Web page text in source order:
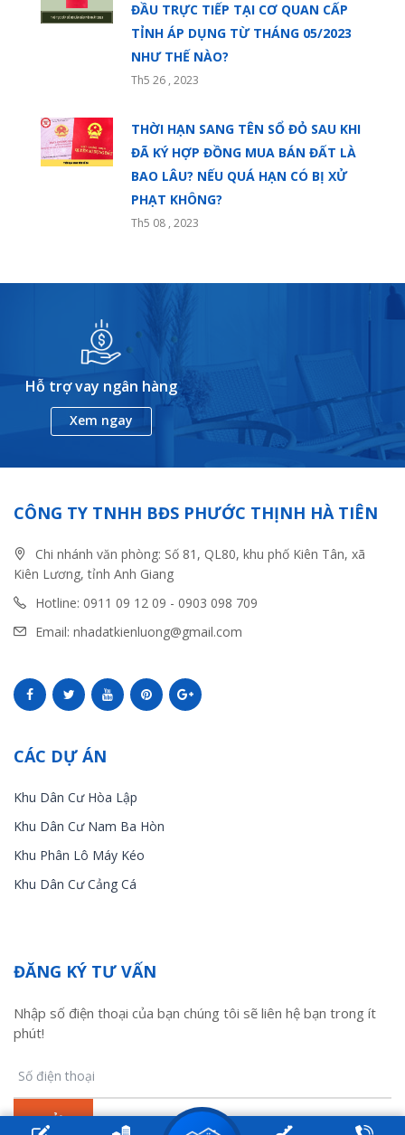
ĐẦU TRỰC TIẾP TẠI CƠ QUAN CẤP
TỈNH ÁP DỤNG TỪ THÁNG 05/2023
NHƯ THẾ NÀO?
Th5 26 , 2023
THỜI HẠN SANG TÊN SỔ ĐỎ SAU KHI
ĐÃ KÝ HỢP ĐỒNG MUA BÁN ĐẤT LÀ
BAO LÂU? NẾU QUÁ HẠN CÓ BỊ XỬ
PHẠT KHÔNG?
Th5 08 , 2023
Hỗ trợ vay ngân hàng
Xem ngay
CÔNG TY TNHH BĐS PHƯỚC THỊNH HÀ TIÊN
Chi nhánh văn phòng: Số 81, QL80, khu phố Kiên Tân, xã
Kiên Lương, tỉnh Anh Giang
Hotline: 0911 09 12 09 - 0903 098 709
Email: nhadatkienluong@gmail.com
CÁC DỰ ÁN
Khu Dân Cư Hòa Lập
Khu Dân Cư Nam Ba Hòn
Khu Phân Lô Máy Kéo
Khu Dân Cư Cảng Cá
ĐĂNG KÝ TƯ VẤN
Nhập số điện thoại của bạn chúng tôi sẽ liên hệ bạn trong ít
phút!